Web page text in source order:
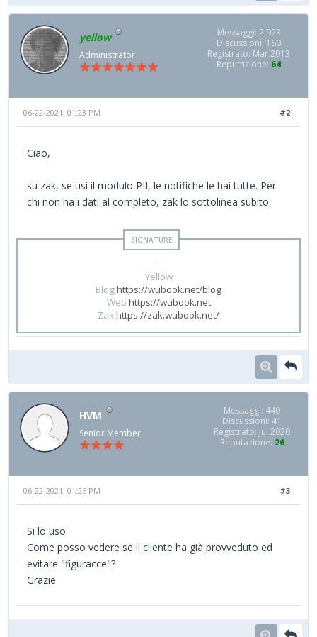
yellow
Administrator
Messaggi: 2,923
Discussioni: 160
Registrato: Mar 2013
Reputazione: 64
#2
06-22-2021, 01:23 PM
Ciao,
su zak, se usi il modulo PII, le notifiche le hai tutte. Per
chi non ha i dati al completo, zak lo sottolinea subito.
--
Yellow
Bloghttps://wubook.net/blog
Web https://wubook.net
Zakhttps://zak.wubook.net/
HVM
Senior Member
Messaggi: 440
Discussioni: 41
Registrato: Jul 2020
Reputazione: 26
#3
06-22-2021, 01:26 PM
Si lo uso.
Come posso vedere se il cliente ha già provveduto ed
evitare "figuracce"?
Grazie